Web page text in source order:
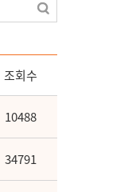
조회수
10488
34791